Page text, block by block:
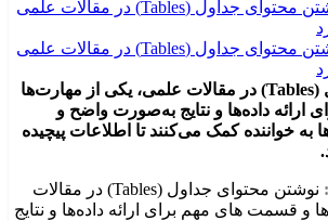
نوشتن محتوای جداول (Tables) در مقالات علمی، یکی از مهارت‌ها
داده‌ها و نتایج به‌صورت واضح و
خواننده کمک می‌کنند تا اطلاعات پیچیده
نوشتن محتوای جداول (Tables) در مقالات
و قسمت های مهم برای ارائه داده‌ها و نتایج